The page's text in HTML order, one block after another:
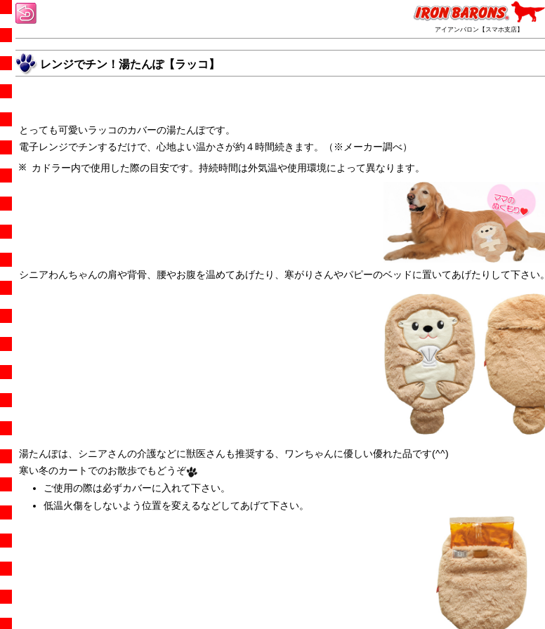
アイアンバロン【スマホ支店】
レンジでチン！湯たんぽ【ラッコ】
とっても可愛いラッコのカバーの湯たんぽです。
電子レンジでチンするだけで、心地よい温かさが約４時間続きます。（※メーカー調べ）
カドラー内で使用した際の目安です。持続時間は外気温や使用環境によって異なります。
シニアわんちゃんの肩や背骨、腰やお腹を温めてあげたり、寒がりさんやパピーのベッドに置いてあげたりして下さい。
湯たんぽは、シニアさんの介護などに獣医さんも推奨する、ワンちゃんに優しい優れた品です(^^)
寒い冬のカートでのお散歩でもどうぞ
ご使用の際は必ずカバーに入れて下さい。
低温火傷をしないよう位置を変えるなどしてあげて下さい。